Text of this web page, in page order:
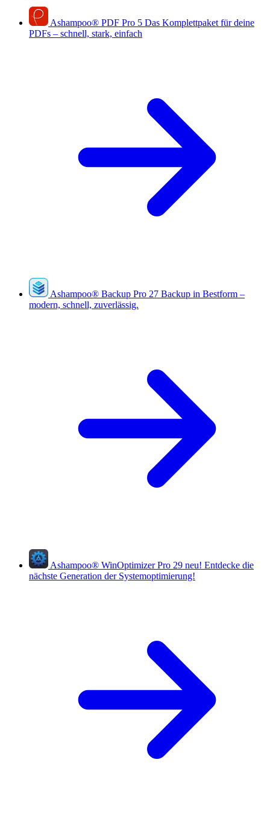
Ashampoo® PDF Pro 5 Das Komplettpaket für deine
PDFs – schnell, stark, einfach
Ashampoo® Backup Pro 27 Backup in Bestform –
modern, schnell, zuverlässig.
Ashampoo® WinOptimizer Pro 29 neu! Entdecke die
nächste Generation der Systemoptimierung!